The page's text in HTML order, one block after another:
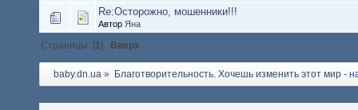
Re:Осторожно, мошенники!!!
Автор Яна
Страницы: [1] Вверх
baby.dn.ua » Благотворительность. Хочешь изменить этот мир -